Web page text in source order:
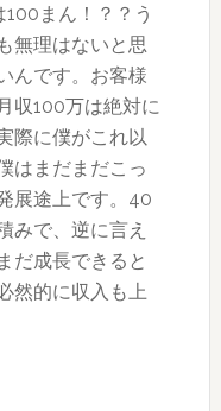
まん！？？う
無理はないと思
んです。お客様
収100万は絶対に
際に僕がこれ以
はまだまだこっ
展途上です。40
みで、逆に言え
だ成長できると
然的に収入も上